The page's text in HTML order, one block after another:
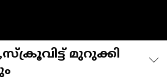
മുറുക്കി